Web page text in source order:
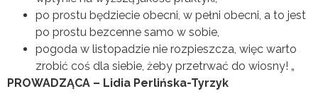
po prostu będziecie obecni, w pełni obecni, a to jest
po prostu bezcenne samo w sobie,
pogoda w listopadzie nie rozpieszcza, więc warto
zrobić coś dla siebie, żeby przetrwać do wiosny! „
PROWADZĄCA – Lidia Perlińska-Tyrzyk